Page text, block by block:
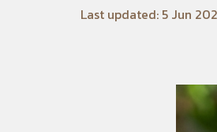
Last updated: 5 Jun